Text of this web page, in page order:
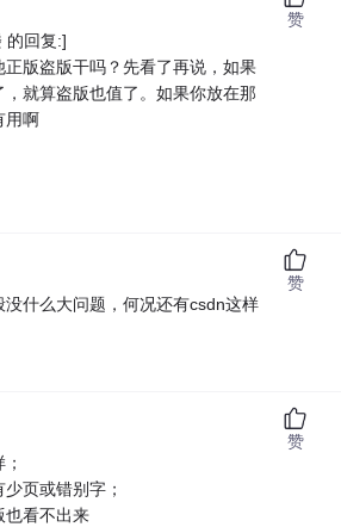
的回复:]
正版盗版干吗？先看了再说，如果
就算盗版也值了。如果你放在那
用啊
赞
没什么大问题，何况还有csdn这样
赞
页或错别字；
也看不出来
赞